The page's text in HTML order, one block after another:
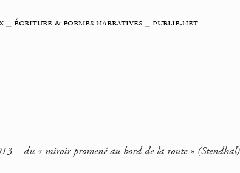
_écriture & formes narratives _publie.net
– du « miroir promené au bord de la route » (Stendhal)